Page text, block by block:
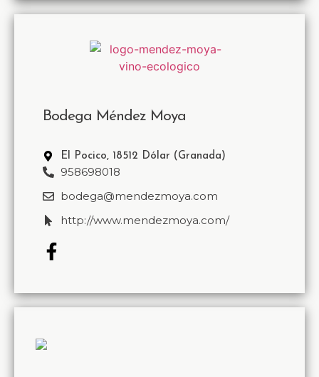
Bodega Méndez Moya
El Pocico, 18512 Dólar (Granada)
958698018
bodega@mendezmoya.com
http://www.mendezmoya.com/